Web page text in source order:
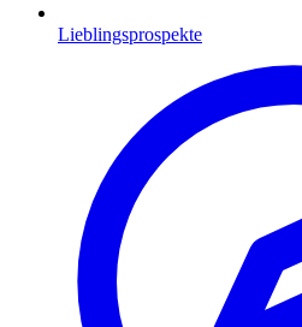
Lieblingsprospekte